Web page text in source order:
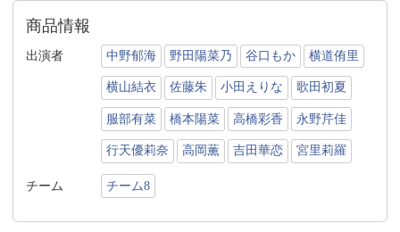
商品情報
出演者 中野郁海 野田陽菜乃 谷口もか 横道侑里
横山結衣 佐藤朱 小田えりな 歌田初夏
服部有菜 橋本陽菜 高橋彩香 永野芹佳
行天優莉奈 高岡薫 吉田華恋 宮里莉羅
チーム チーム8